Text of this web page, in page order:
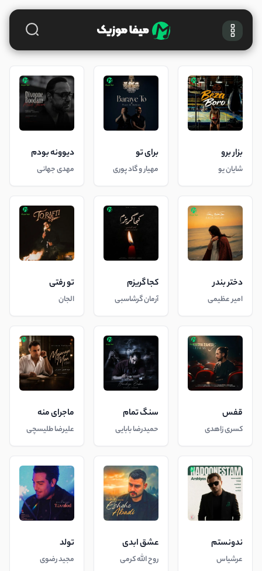
بزار برو
شایان یو
برای تو
مهیار و گاد پوری
دیوونه بودم
مهدی جهانی
دختر بندر
امیر عظیمی
کجا گریزم
آرمان گرشاسبی
تو رفتی
الجان
قفس
کسری زاهدی
سنگ تمام
حمیدرضا بابایی
ماجرای منه
علیرضا طلیسچی
ندونستم
عرشیاس
عشق ابدی
روح الله کرمی
تولد
مجید رضوی